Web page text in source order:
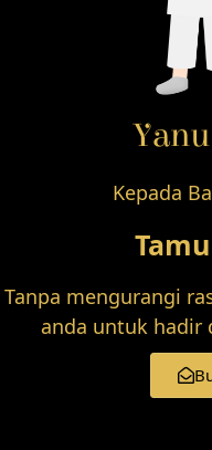
0 0
Jam
Kepada
Tanpa mengurangi
anda untuk hadir